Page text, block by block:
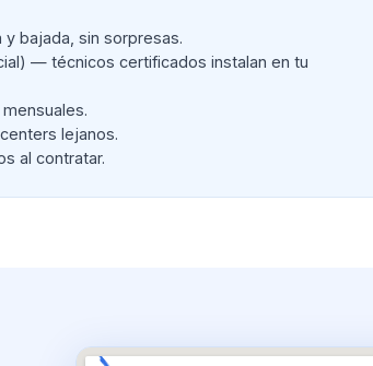
bajada, sin sorpresas.
— técnicos certificados instalan en tu
lejanos.
al contratar.